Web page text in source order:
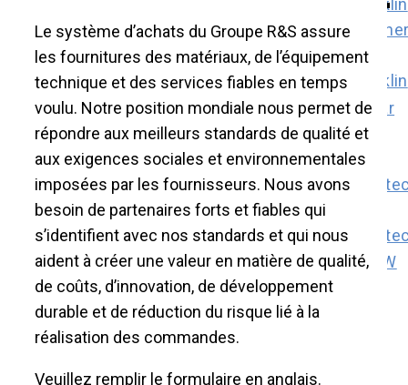
Corporate
Governance
Organization
Documents
Shareholders
meetings
Financial
calendar
R&S
Deal
Proposal
subscription
&
Stoecklin
Tesar
Le système d’achats du Groupe R&S assure
les fournitures des matériaux, de l’équipement
technique et des services fiables en temps
voulu. Notre position mondiale nous permet de
répondre aux meilleurs standards de qualité et
aux exigences sociales et environnementales
imposées par les fournisseurs. Nous avons
besoin de partenaires forts et fiables qui
s’identifient avec nos standards et qui nous
aident à créer une valeur en matière de qualité,
de coûts, d’innovation, de développement
durable et de réduction du risque lié à la
réalisation des commandes.
Veuillez remplir le formulaire en anglais.